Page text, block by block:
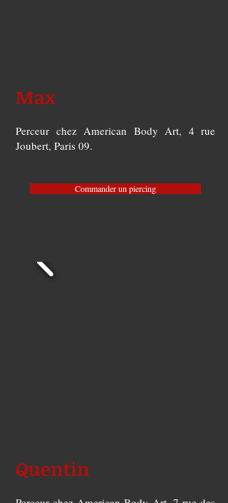
Max
Perceur chez American Body Art, 4 rue
Joubert, Paris 09.
Commander un piercing
Quentin